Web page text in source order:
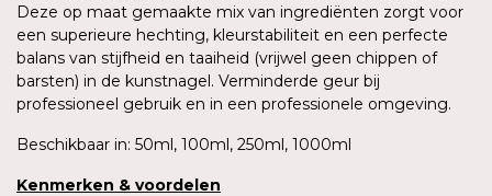
Deze op maat gemaakte mix van ingrediënten zorgt voor
een superieure hechting, kleurstabiliteit en een perfecte
balans van stijfheid en taaiheid (vrijwel geen chippen of
barsten) in de kunstnagel. Verminderde geur bij
professioneel gebruik en in een professionele omgeving.
Beschikbaar in: 50ml, 100ml, 250ml, 1000ml
Kenmerken & voordelen